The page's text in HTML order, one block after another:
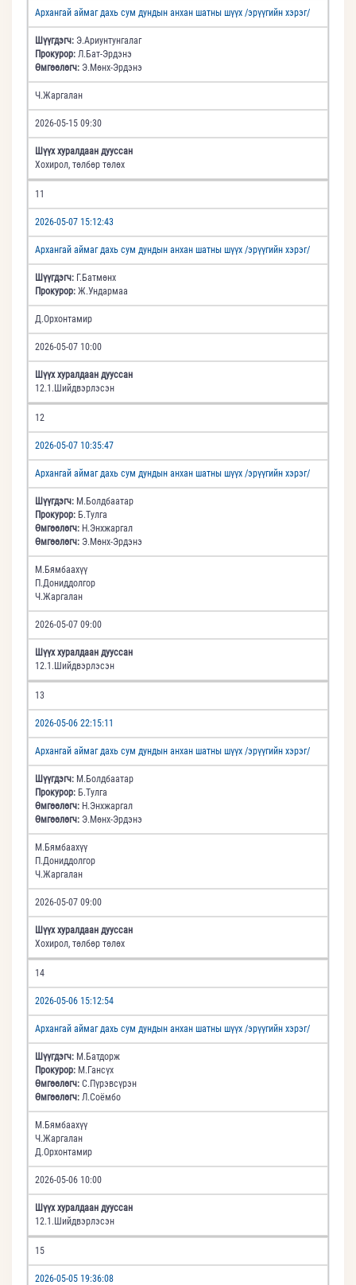
Архангай аймаг дахь сум дундын анхан шатны шүүх /эрүүгийн хэрэг/
Шүүгдэгч: Э.Ариунтунгалаг
Прокурор: Л.Бат-Эрдэнэ
Өмгөөлөгч: Э.Мөнх-Эрдэнэ
Ч.Жаргалан
2026-05-15 09:30
Шүүх хуралдаан дууссан
Хохирол, төлбөр төлөх
11
2026-05-07 15:12:43
Архангай аймаг дахь сум дундын анхан шатны шүүх /эрүүгийн хэрэг/
Шүүгдэгч: Г.Батмөнх
Прокурор: Ж.Ундармаа
Д.Орхонтамир
2026-05-07 10:00
Шүүх хуралдаан дууссан
12.1.Шийдвэрлэсэн
12
2026-05-07 10:35:47
Архангай аймаг дахь сум дундын анхан шатны шүүх /эрүүгийн хэрэг/
Шүүгдэгч: М.Болдбаатар
Прокурор: Б.Тулга
Өмгөөлөгч: Н.Энхжаргал
Өмгөөлөгч: Э.Мөнх-Эрдэнэ
М.Бямбаахүү
П.Дониддолгор
Ч.Жаргалан
2026-05-07 09:00
Шүүх хуралдаан дууссан
12.1.Шийдвэрлэсэн
13
2026-05-06 22:15:11
Архангай аймаг дахь сум дундын анхан шатны шүүх /эрүүгийн хэрэг/
Шүүгдэгч: М.Болдбаатар
Прокурор: Б.Тулга
Өмгөөлөгч: Н.Энхжаргал
Өмгөөлөгч: Э.Мөнх-Эрдэнэ
М.Бямбаахүү
П.Дониддолгор
Ч.Жаргалан
2026-05-07 09:00
Шүүх хуралдаан дууссан
Хохирол, төлбөр төлөх
14
2026-05-06 15:12:54
Архангай аймаг дахь сум дундын анхан шатны шүүх /эрүүгийн хэрэг/
Шүүгдэгч: М.Батдорж
Прокурор: М.Гансүх
Өмгөөлөгч: С.Пүрэвсүрэн
Өмгөөлөгч: Л.Соёмбо
М.Бямбаахүү
Ч.Жаргалан
Д.Орхонтамир
2026-05-06 10:00
Шүүх хуралдаан дууссан
12.1.Шийдвэрлэсэн
15
2026-05-05 19:36:08